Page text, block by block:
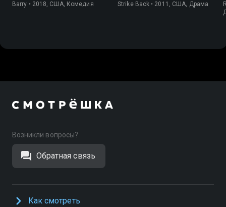
Barry • 2018, США, Комедия Strike Back • 2011, США, Драма
Возникли вопросы?
Обратная связь
Как смотреть